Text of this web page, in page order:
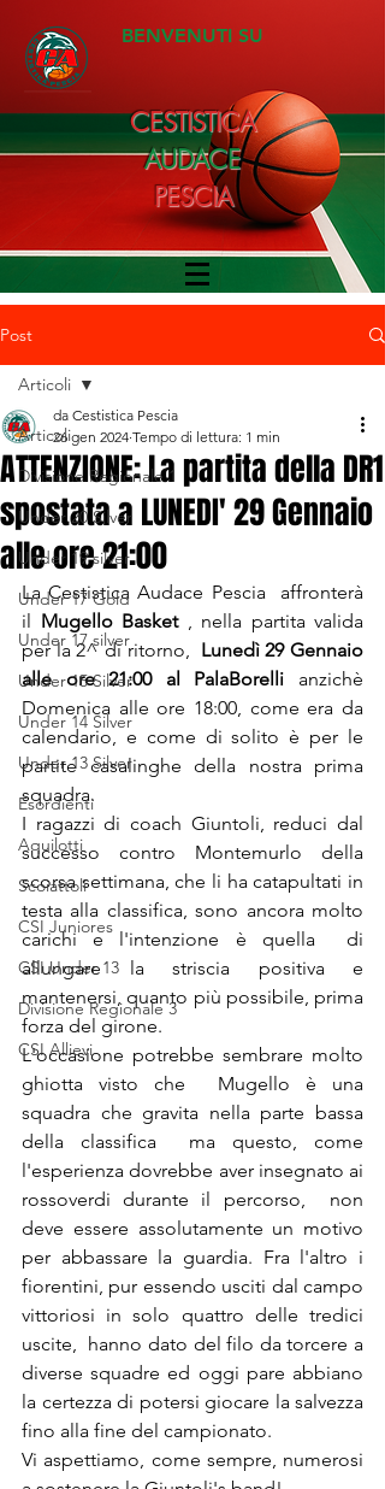
BENVENUTI SU
CESTISTICA
AUDACE
PESCIA
Post
Articoli
Divisione Regionale 1
Under 20 Silver
Under 19 silver
Under 17 Gold
Under 17 silver
Under 15 Silver
Under 14 Silver
Under 13 Silver
Esordienti
Aquilotti
Scoiattoli
CSI Juniores
CSI Under 13
Divisione Regionale 3
CSI Allievi
Articoli
ATTENZIONE: La partita della DR1
spostata a LUNEDI' 29 Gennaio
alle ore 21:00
da Cestistica Pescia
26 gen 2024 Tempo di lettura: 1 min
La Cestistica Audace Pescia  affronterà
il Mugello Basket , nella partita valida
per la 2^ di ritorno, Lunedì 29 Gennaio
alle ore 21:00 al PalaBorelli anzichè
Domenica alle ore 18:00, come era da
calendario, e come di solito è per le
partite casalinghe della nostra prima
squadra.
I ragazzi di coach Giuntoli, reduci dal
successo contro Montemurlo della
scorsa settimana, che li ha catapultati in
testa alla classifica, sono ancora molto
carichi e l'intenzione è quella  di
allungare la striscia positiva e
mantenersi, quanto più possibile, prima
forza del girone.
L'occasione potrebbe sembrare molto
ghiotta visto che  Mugello è una
squadra che gravita nella parte bassa
della classifica  ma questo, come
l'esperienza dovrebbe aver insegnato ai
rossoverdi durante il percorso,  non
deve essere assolutamente un motivo
per abbassare la guardia. Fra l'altro i
fiorentini, pur essendo usciti dal campo
vittoriosi in solo quattro delle tredici
uscite,  hanno dato del filo da torcere a
diverse squadre ed oggi pare abbiano
la certezza di potersi giocare la salvezza
fino alla fine del campionato.
Vi aspettiamo, come sempre, numerosi